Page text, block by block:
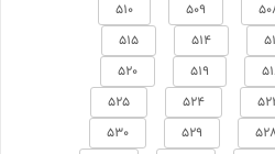
509
510
514
515
519
520
524
525
529
530